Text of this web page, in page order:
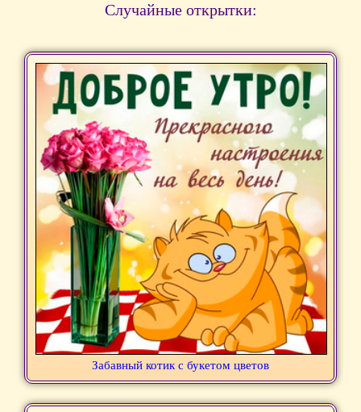
Случайные открытки:
Забавный котик с букетом цветов